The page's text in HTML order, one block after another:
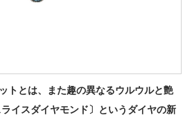
トとは、また趣の異なるウルウルと艶
イスダイヤモンド〕というダイヤの新